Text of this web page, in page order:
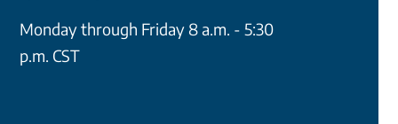
Monday through Friday 8 a.m. - 5:30
p.m. CST